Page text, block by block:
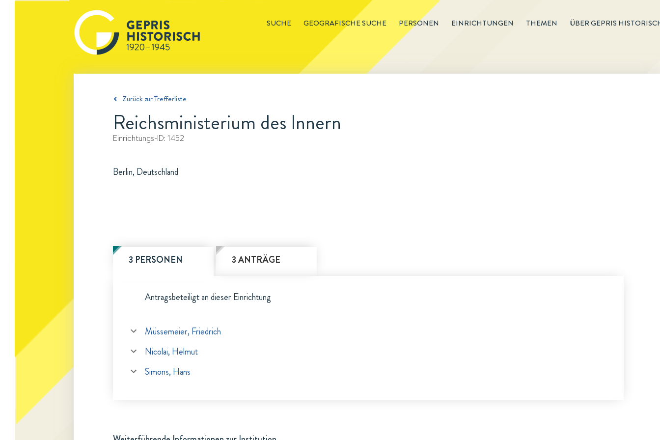
SUCHE GEOGRAFISCHE SUCHE PERSONEN EINRICHTUNGEN THEMEN ÜBER GEPRIS
Zurück zur Trefferliste
Reichsministerium des Innern
Einrichtungs-ID: 1452
Berlin, Deutschland
3 PERSONEN 3 ANTRÄGE
Antragsbeteiligt an dieser Einrichtung
Müssemeier, Friedrich
Nicolai, Helmut
Simons, Hans